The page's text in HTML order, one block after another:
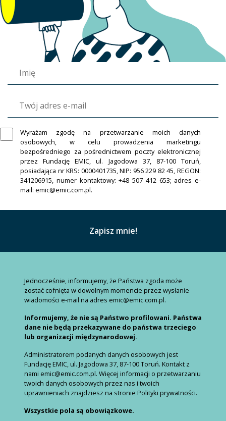
Wyrażam zgodę na przetwarzanie moich danych
osobowych, w celu prowadzenia marketingu
bezpośredniego za pośrednictwem poczty elektronicznej
przez Fundację EMIC, ul. Jagodowa 37, 87-100 Toruń,
posiadająca nr KRS: 0000401735, NIP: 956 229 82 45, REGON:
341206915, numer kontaktowy: +48 507 412 653; adres e-
mail: emic@emic.com.pl.
Jednocześnie, informujemy, że Państwa zgoda może
zostać cofnięta w dowolnym momencie przez wysłanie
wiadomości e-mail na adres emic@emic.com.pl.
Informujemy, że nie są Państwo profilowani. Państwa
dane nie będą przekazywane do państwa trzeciego
lub organizacji międzynarodowej.
Administratorem podanych danych osobowych jest
Fundację EMIC, ul. Jagodowa 37, 87-100 Toruń. Kontakt z
nami emic@emic.com.pl. Więcej informacji o przetwarzaniu
twoich danych osobowych przez nas i twoich
uprawnieniach znajdziesz na stronie Polityki prywatności.
Wszystkie pola są obowiązkowe.